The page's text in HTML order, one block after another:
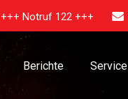
+++ Notruf 122 +++
Berichte Service